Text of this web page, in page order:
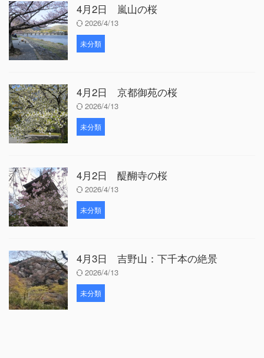
4月2日 嵐山の桜
2026/4/13
未分類
4月2日 京都御苑の桜
2026/4/13
未分類
4月2日 醍醐寺の桜
2026/4/13
未分類
4月3日 吉野山：下千本の絶景
2026/4/13
未分類